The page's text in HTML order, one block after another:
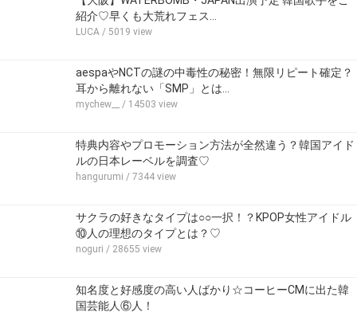
紹介♡早くも大荒れフェス…
LUCA / 5019 view
aespaやNCTの謎の中毒性の秘密！無限リピート確定？
耳から離れない「SMP」とは…
mychew__ / 14503 view
特典内容やプロモーション方法が全然違う？韓国アイド
ルの日本レーベルを調査♡
hangurumi / 7344 view
サクラの好きなタイプは○○一択！？KPOP女性アイドル
⑩人の理想のタイプとは？♡
noguri / 28655 view
知名度と好感度の高い人ばかり☆コーヒーCMに出た韓
国芸能人⑥人！